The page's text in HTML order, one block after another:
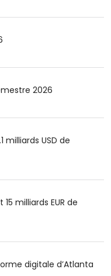
2026
milliards USD de
milliards EUR de
digitale d’Atlanta